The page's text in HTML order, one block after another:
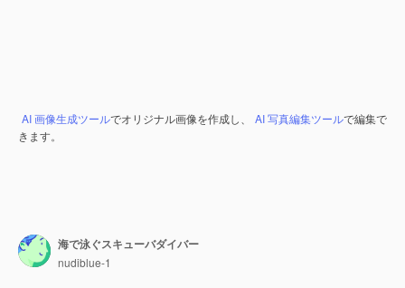
AI 画像生成ツールでオリジナル画像を作成し、 AI 写真編集ツールで編集で
きます。
海で泳ぐスキューバダイバー
nudiblue-1